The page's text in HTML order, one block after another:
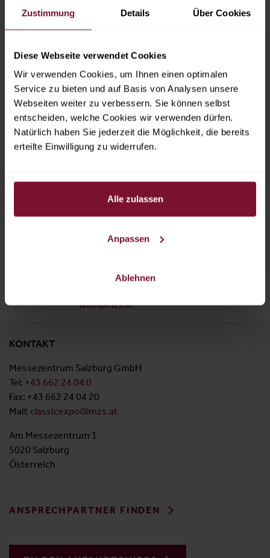
Zustimmung Details Über Cookies
Diese Webseite verwendet Cookies
Wir verwenden Cookies, um Ihnen einen optimalen
Service zu bieten und auf Basis von Analysen unsere
Webseiten weiter zu verbessern. Sie können selbst
entscheiden, welche Cookies wir verwenden dürfen.
Natürlich haben Sie jederzeit die Möglichkeit, die bereits
erteilte Einwilligung zu widerrufen.
Alle zulassen
Anpassen
Ablehnen
ausschließlich am So., 18.10.2026 von
Stellplatz-Tickets jetzt erhältlich!
TICKETSHOP
Messen B2C
Projektmanagement
Am Messezentrum 1
Österreich
wolf@mzs.at
KONTAKT
Messezentrum Salzburg GmbH
Tel: +43 662 24 04 0
Fax: +43 662 24 04 20
Mail: classicexpo@mzs.at
Am Messezentrum 1
5020 Salzburg
Österreich
ANSPRECHPARTNER FINDEN